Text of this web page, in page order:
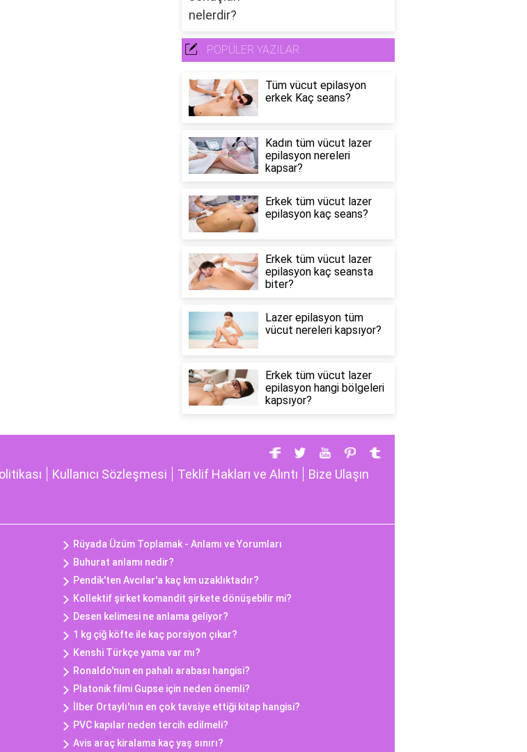
POPÜLER YAZILAR
Tüm vücut epilasyon
erkek Kaç seans?
Kadın tüm vücut lazer
epilasyon nereleri
kapsar?
Erkek tüm vücut lazer
epilasyon kaç seans?
Erkek tüm vücut lazer
epilasyon kaç seansta
biter?
Lazer epilasyon tüm
vücut nereleri kapsıyor?
Erkek tüm vücut lazer
epilasyon hangi bölgeleri
kapsıyor?
Kullanıcı Sözleşmesi Teklif Hakları ve Alıntı Bize Ulaşın
Rüyada Üzüm Toplamak - Anlamı ve Yorumları
Buhurat anlamı nedir?
Pendik'ten Avcılar'a kaç km uzaklıktadır?
Kollektif şirket komandit şirkete dönüşebilir mi?
Desen kelimesi ne anlama geliyor?
1 kg çiğ köfte ile kaç porsiyon çıkar?
Kenshi Türkçe yama var mı?
Ronaldo'nun en pahalı arabası hangisi?
Platonik filmi Gupse için neden önemli?
İlber Ortaylı'nın en çok tavsiye ettiği kitap hangisi?
PVC kapılar neden tercih edilmeli?
Avis araç kiralama kaç yaş sınırı?